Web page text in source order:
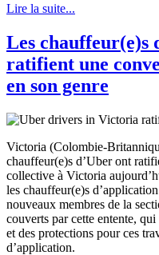
Lire la suite...
Les chauffeur(e)s
ratifient une
en son genre
Victoria (Colombie-
chauffeur(e)s d’Uber ont
collective à Victoria
les chauffeur(e)s
nouveaux membres de la
couverts par cette entente,
et des protections pour ces
d’application.